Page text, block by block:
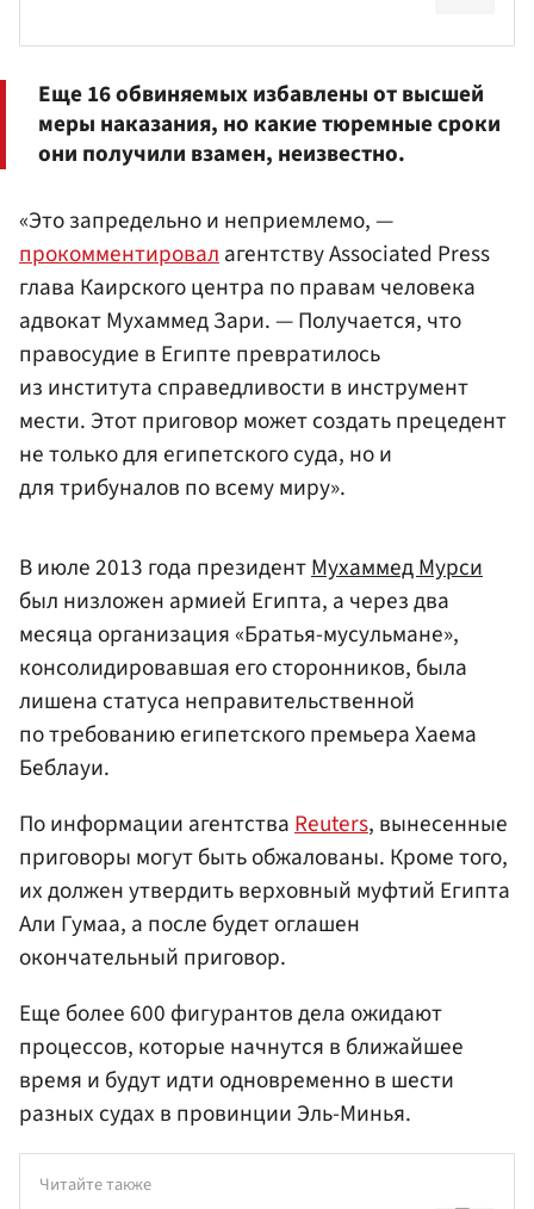
Еще 16 обвиняемых избавлены от высшей
меры наказания, но какие тюремные сроки
они получили взамен, неизвестно.
«Это запредельно и неприемлемо, —
прокомментировалагентству Associated Press
глава Каирского центра по правам человека
адвокат Мухаммед Зари. — Получается, что
правосудие в Египте превратилось
из института справедливости в инструмент
мести. Этот приговор может создать прецедент
не только для египетского суда, но и
для трибуналов по всему миру».
В июле 2013 года президентМухаммед Мурси
был низложен армией Египта, а через два
месяца организация «Братья-мусульмане»,
консолидировавшая его сторонников, была
лишена статуса неправительственной
по требованию египетского премьера Хаема
Беблауи.
По информации агентстваReuters, вынесенные
приговоры могут быть обжалованы. Кроме того,
их должен утвердить верховный муфтий Египта
Али Гумаа, а после будет оглашен
окончательный приговор.
Еще более 600 фигурантов дела ожидают
процессов, которые начнутся в ближайшее
время и будут идти одновременно в шести
разных судах в провинции Эль-Минья.
Читайте также